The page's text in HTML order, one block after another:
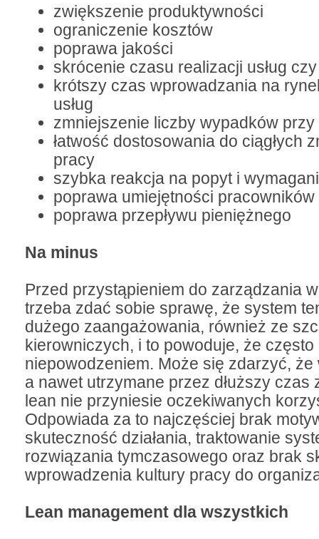
zwiększenie produktywności
ograniczenie kosztów
poprawa jakości
skrócenie czasu realizacji usług
krótszy czas wprowadzania na
usług
zmniejszenie liczby wypadków
łatwość dostosowania do ciągłych
pracy
szybka reakcja na popyt i
poprawa umiejętności pracowników
poprawa przepływu pieniężnego
Na minus
Przed przystąpieniem do zarządzania
trzeba zdać sobie sprawę, że system
dużego zaangażowania, również ze
kierowniczych, i to powoduje, że
niepowodzeniem. Może się zdarzyć,
a nawet utrzymane przez dłuższy czas
lean nie przyniesie oczekiwanych
Odpowiada za to najczęściej brak
skuteczność działania, traktowanie
rozwiązania tymczasowego oraz brak
wprowadzenia kultury pracy do
Lean management dla wszystkich